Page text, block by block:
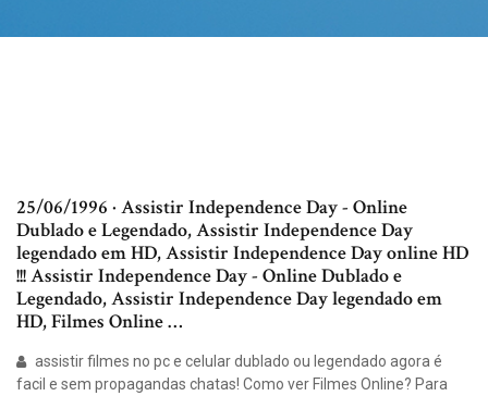
25/06/1996 · Assistir Independence Day - Online
Dublado e Legendado, Assistir Independence Day
legendado em HD, Assistir Independence Day online HD
!!! Assistir Independence Day - Online Dublado e
Legendado, Assistir Independence Day legendado em
HD, Filmes Online …
assistir filmes no pc e celular dublado ou legendado agora é
facil e sem propagandas chatas! Como ver Filmes Online? Para